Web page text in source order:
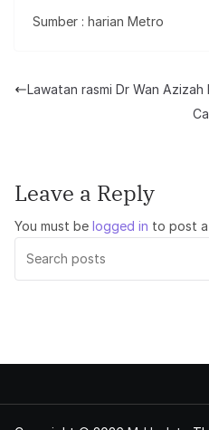
Sumber : harian Metro
Lawatan rasmi Dr Wan Azizah
Leave a Reply
You must be logged in to post a